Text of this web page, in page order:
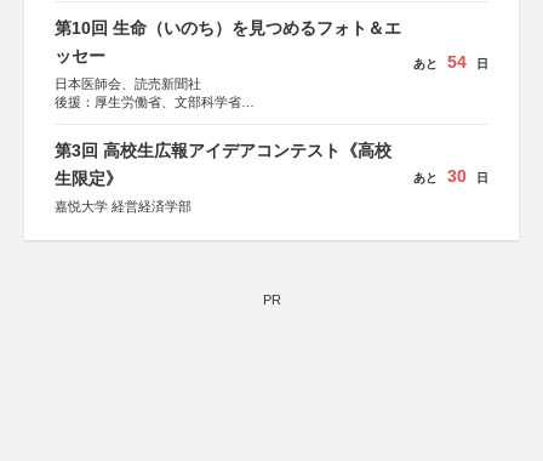
第10回 生命（いのち）を見つめるフォト＆エ
ッセー
日本医師会、読売新聞社
後援：厚生労働省、文部科学省
しん生命保険株式会社
あと 54 日
第3回 高校生広報アイデアコンテスト《高校
生限定》
嘉悦大学 経営経済学部
あと 30 日
PR